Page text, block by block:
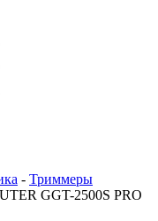
- Триммеры
GGT-2500S PRO